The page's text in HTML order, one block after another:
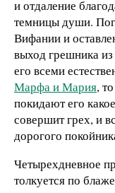
и отдаление
темницы души.
Вифании и
выход грешника
его всеми
Марфа и Мария,
покидают его
совершит грех, и
дорогого
Четырехдневное
толкуется по